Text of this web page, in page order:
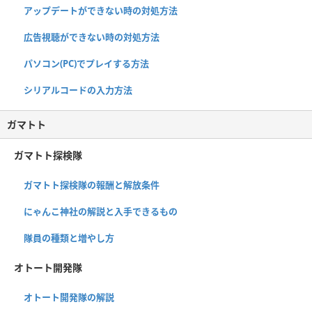
アップデートができない時の対処方法
広告視聴ができない時の対処方法
パソコン(PC)でプレイする方法
シリアルコードの入力方法
ガマトト
ガマトト探検隊
ガマトト探検隊の報酬と解放条件
にゃんこ神社の解説と入手できるもの
隊員の種類と増やし方
オトート開発隊
オトート開発隊の解説